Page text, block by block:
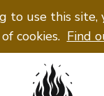
to use this site,
cookies. Find